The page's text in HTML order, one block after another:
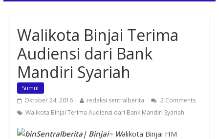
Walikota Binjai Terima
Audiensi dari Bank
Mandiri Syariah
Sumut
Oktober 24, 2016
redaksi sentralberita
2 Comments
Walikota Binjai Terima Audiensi dari Bank Mandiri Syariah
Sentralberita| Binjai~ Walikota Binjai HM